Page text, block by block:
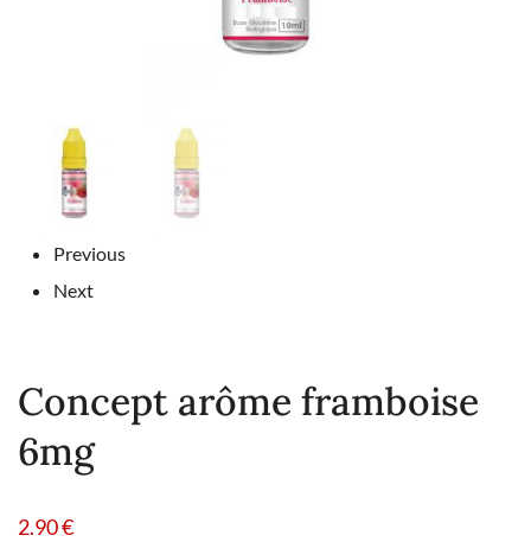
Previous
Next
Concept arôme framboise
6mg
2.90€